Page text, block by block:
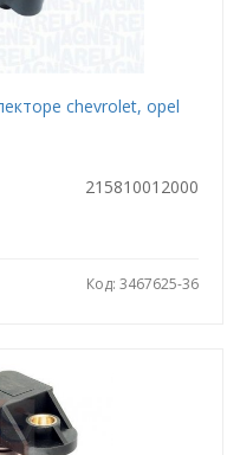
chevrolet, opel
215810012000
Код: 3467625-36